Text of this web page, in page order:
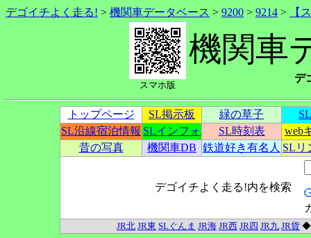
デゴイチよく走る! > 機関車データベース > 9200 > 9214 > 【
スマホ版
機関車
デ
トップページ SL掲示板 緑の草子
SL沿線宿泊情報 SLインフォ SL時刻表
web
昔の写真
機関車DB 鉄道好き有名人 SLリ
デゴイチよく走る!内を検索
JR北 JR東 SLぐんま JR海 JR西 JR四 JR九 JR貨